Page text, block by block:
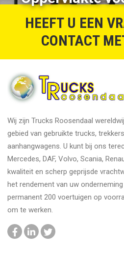
HEEFT U EEN
CONTACT
Wij zijn Trucks Roosendaal
gebied van gebruikte trucks,
aanhangwagens. U kunt bij ons
Mercedes, DAF, Volvo, Scania,
kwaliteit en scherp geprijsde
het rendement van uw
permanent 200 voertuigen op
om te werken.